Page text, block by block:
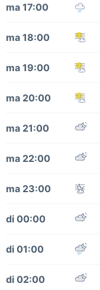
ma 17:00
ma 18:00
ma 19:00
ma 20:00
ma 21:00
ma 22:00
ma 23:00
di 00:00
di 01:00
di 02:00